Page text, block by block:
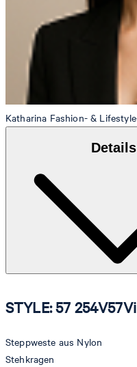
Katharina Fashion- &
Details
STYLE: 57
Steppweste aus Nylon
Stehkragen